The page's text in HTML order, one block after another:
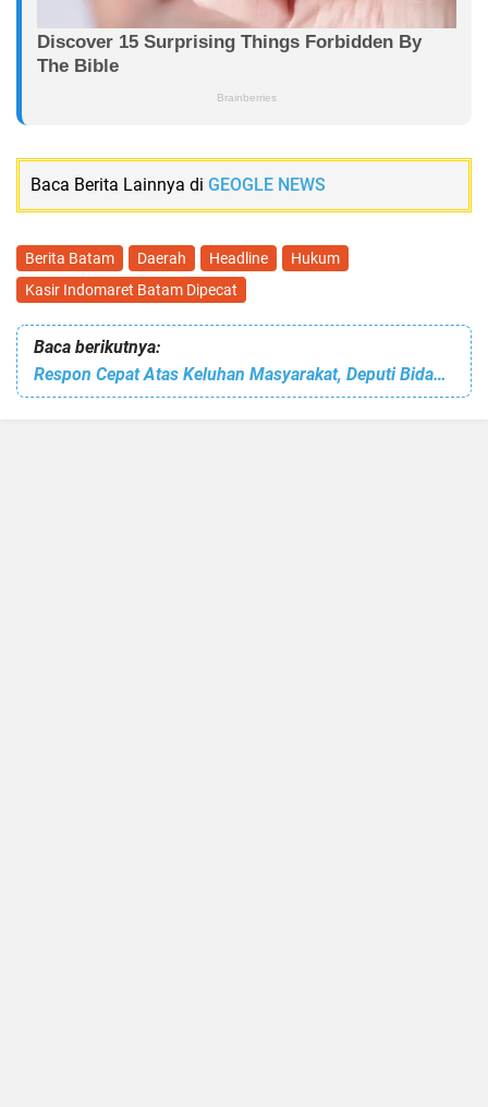
Baca Berita Lainnya di GEOGLE NEWS
Berita Batam Daerah Headline
Hukum
Kasir Indomaret Batam Dipecat
Baca berikutnya:
Respon Cepat Atas Keluhan Masyarakat, Deputi Bidang Pelayanan Umum Tinjau Distribusi Air di Kawasan Baloi Center